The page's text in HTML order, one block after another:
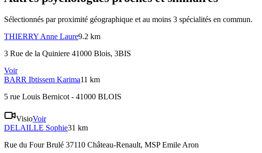
Sélectionnés par proximité géographique et au moins 3 spécialités en commun.
THIERRY Anne Laure9.2 km
3 Rue de la Quiniere 41000 Blois, 3BIS
Voir
BARR Ibtissem Karima11 km
5 rue Louis Bernicot - 41000 BLOIS
VisioVoir
DELAILLE Sophie31 km
Rue du Four Brulé 37110 Château-Renault, MSP Emile Aron